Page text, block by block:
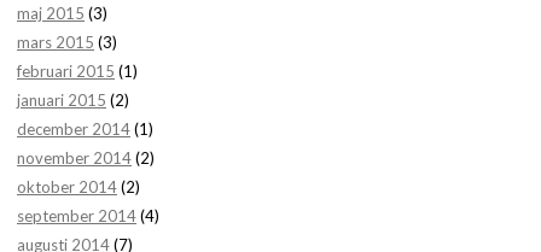
maj 2015 (3)
mars 2015 (3)
februari 2015 (1)
januari 2015 (2)
december 2014(1)
november 2014(2)
oktober 2014(2)
september 2014(4)
augusti 2014(7)